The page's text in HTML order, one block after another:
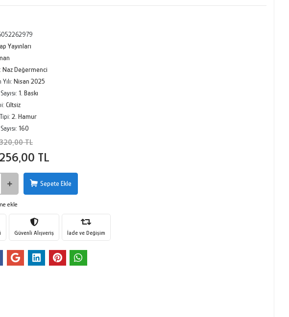
Yayınları
Naz Değermenci
Nisan 2025
1. Baskı
Ciltsiz
2. Hamur
160
TL
256,00 TL
Sepete Ekle
ekle
Güvenli Alışveriş İade ve Değişim